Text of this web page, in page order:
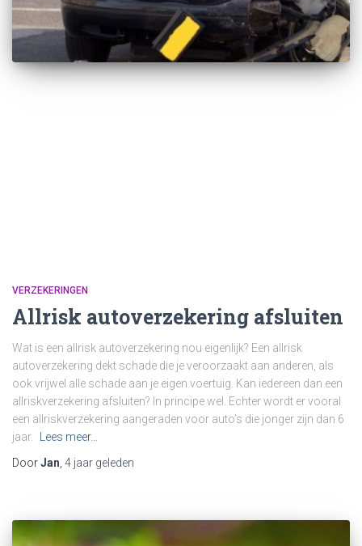
VERZEKERINGEN
Allrisk autoverzekering afsluiten
Wat is een allrisk autoverzekering nou eigenlijk? Een allrisk
autoverzekering dekt schade die je veroorzaakt aan anderen, als
ook vrijwel alle schade aan je eigen voertuig. Kan iedereen dan een
allriskverzekering afsluiten? In principe wel. Echter wordt er vooral
een allriskverzekering aangeraden voor auto’s die jonger zijn dan 6
jaar.
Lees meer…
DoorJan 4 jaar geleden